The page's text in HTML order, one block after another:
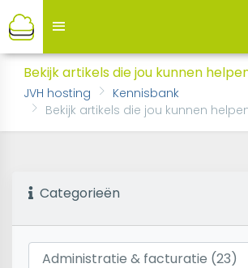
Bekijk artikels die jou kunnen
JVH hosting
Kennisbank
Bekijk artikels die jou kunnen
Categorieën